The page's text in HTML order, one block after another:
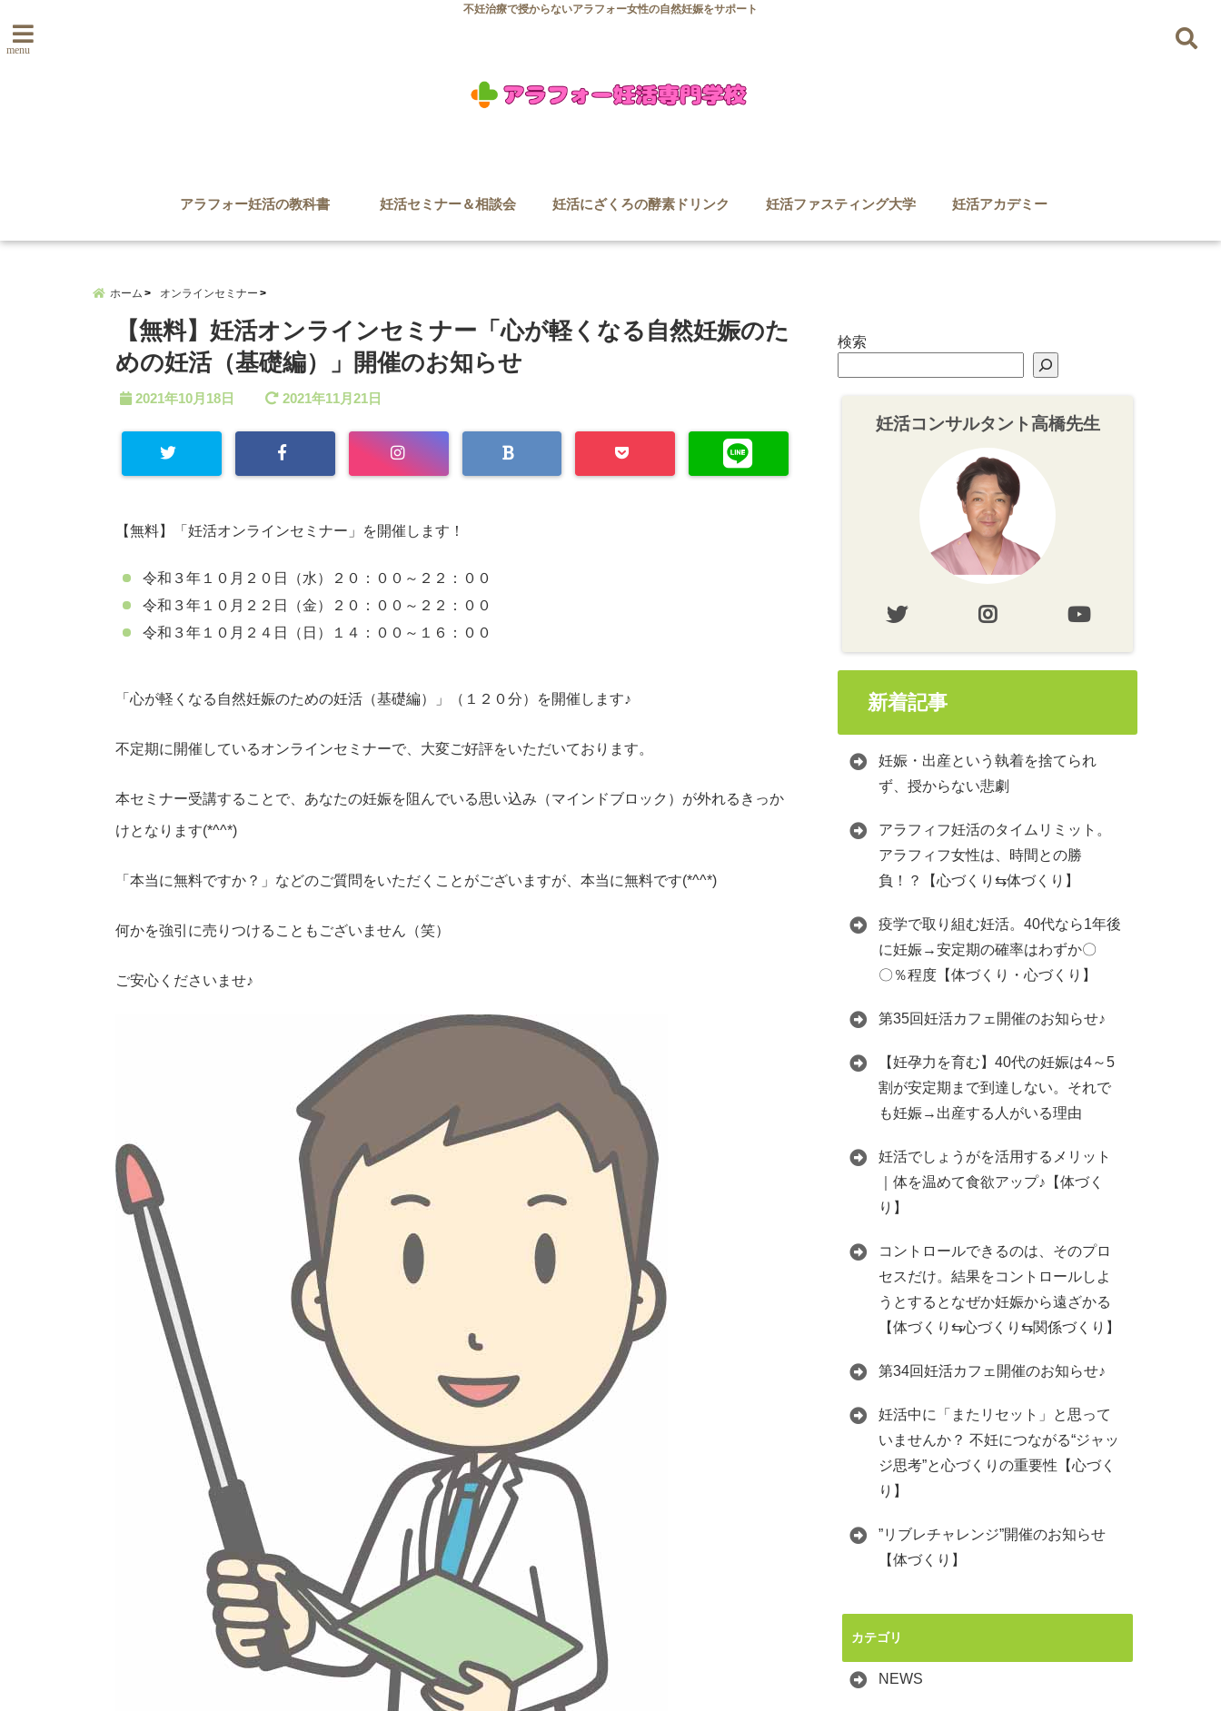
不妊治療で授からないアラフォー女性の自然妊娠をサポート
menu
アラフォー妊活の教科書 妊活セミナー＆相談会 妊活にざくろの酵素ドリンク 妊活ファスティング大学 妊活アカデミー
ホーム オンラインセミナー
【無料】妊活オンラインセミナー「心が軽くなる自然妊娠のた
めの妊活（基礎編）」開催のお知らせ
2021年10月18日 2021年11月21日
【無料】「妊活オンラインセミナー」を開催します！
令和３年１０月２０日（水）２０：００～２２：００
令和３年１０月２２日（金）２０：００～２２：００
令和３年１０月２４日（日）１４：００～１６：００
「心が軽くなる自然妊娠のための妊活（基礎編）」（１２０分）を開催します♪
不定期に開催しているオンラインセミナーで、大変ご好評をいただいております。
本セミナー受講することで、あなたの妊娠を阻んでいる思い込み（マインドブロック）が外れるきっか
けとなります(*^^*)
「本当に無料ですか？」などのご質問をいただくことがございますが、本当に無料です(*^^*)
何かを強引に売りつけることもございません（笑）
ご安心くださいませ♪
検索
妊活コンサルタント高橋先生
新着記事
妊娠・出産という執着を捨てられ
ず、授からない悲劇
アラフィフ妊活のタイムリミット。
アラフィフ女性は、時間との勝
負！？【心づくり⇆体づくり】
疫学で取り組む妊活。40代なら1年後
に妊娠→安定期の確率はわずか〇
〇％程度【体づくり・心づくり】
第35回妊活カフェ開催のお知らせ♪
【妊孕力を育む】40代の妊娠は4～5
割が安定期まで到達しない。それで
も妊娠→出産する人がいる理由
妊活でしょうがを活用するメリット
｜体を温めて食欲アップ♪【体づく
り】
コントロールできるのは、そのプロ
セスだけ。結果をコントロールしよ
うとするとなぜか妊娠から遠ざかる
【体づくり⇆心づくり⇆関係づくり】
第34回妊活カフェ開催のお知らせ♪
妊活中に「またリセット」と思って
いませんか？ 不妊につながる“ジャッ
ジ思考”と心づくりの重要性【心づく
り】
”リブレチャレンジ”開催のお知らせ
【体づくり】
カテゴリ
NEWS